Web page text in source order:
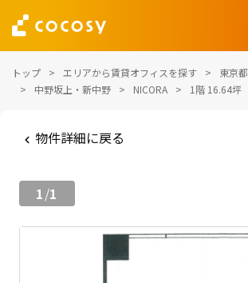
トップ エリアから賃貸オフィスを探す 東京都
中野坂上・新中野
NICORA 1階 16.64坪
物件詳細に戻る
1/1